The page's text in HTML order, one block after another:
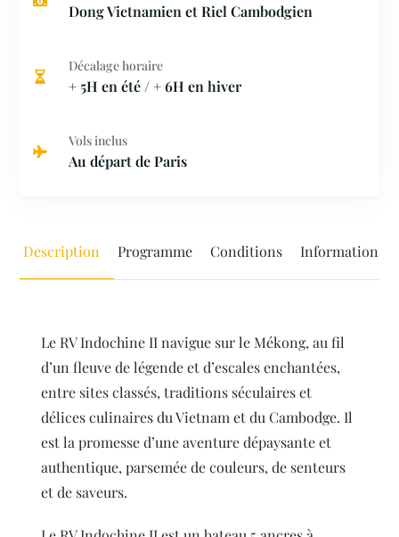
Dong Vietnamien et Riel Cambodgien
Décalage horaire
+ 5H en été / + 6H en hiver
Vols inclus
Au départ de Paris
Description Programme Conditions Informations
Le RV Indochine II navigue sur le Mékong, au fil
d’un fleuve de légende et d’escales enchantées,
entre sites classés, traditions séculaires et
délices culinaires du Vietnam et du Cambodge. Il
est la promesse d’une aventure dépaysante et
authentique, parsemée de couleurs, de senteurs
et de saveurs.